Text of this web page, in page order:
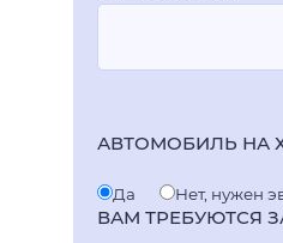
АВТОМОБИЛЬ НА
Да Нет, нужен
ВАМ ТРЕБУЮТСЯ